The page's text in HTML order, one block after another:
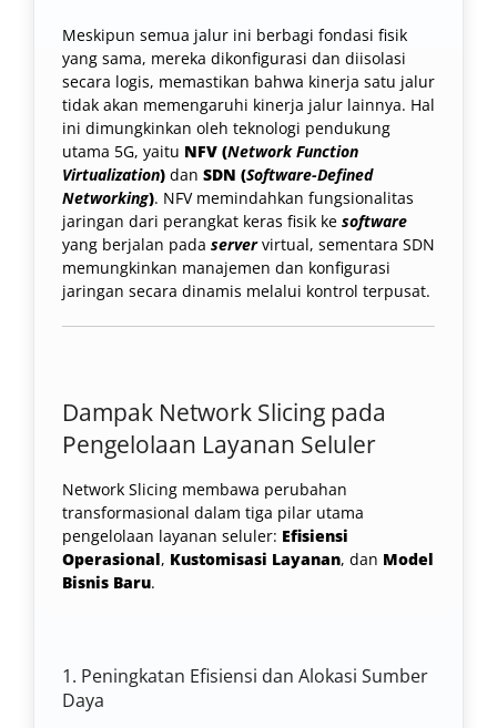
Meskipun semua jalur ini berbagi fondasi fisik
yang sama, mereka dikonfigurasi dan diisolasi
secara logis, memastikan bahwa kinerja satu jalur
tidak akan memengaruhi kinerja jalur lainnya. Hal
ini dimungkinkan oleh teknologi pendukung
utama 5G, yaitu NFV (Network Function
Virtualization) dan SDN (Software-Defined
Networking). NFV memindahkan fungsionalitas
jaringan dari perangkat keras fisik ke software
yang berjalan pada servervirtual, sementara SDN
memungkinkan manajemen dan konfigurasi
jaringan secara dinamis melalui kontrol terpusat.
Dampak Network Slicing pada
Pengelolaan Layanan Seluler
Network Slicing membawa perubahan
transformasional dalam tiga pilar utama
pengelolaan layanan seluler: Efisiensi
Operasional, Kustomisasi Layanan, dan Model
Bisnis Baru.
1. Peningkatan Efisiensi dan Alokasi Sumber
Daya